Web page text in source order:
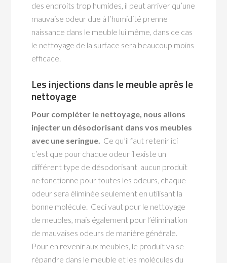
des endroits trop humides, il peut arriver qu’une
mauvaise odeur due à l’humidité prenne
naissance dans le meuble lui même, dans ce cas
le nettoyage de la surface sera beaucoup moins
efficace.
Les injections dans le meuble après le
nettoyage
Pour compléter le nettoyage, nous allons
injecter un désodorisant dans vos meubles
avec une seringue. Ce qu’il faut retenir ici
c’est que pour chaque odeur il existe un
différent type de désodorisant aucun produit
ne fonctionne pour toutes les odeurs, chaque
odeur sera éliminée seulement en utilisant la
bonne molécule. Ceci vaut pour le nettoyage
de meubles, mais également pour l’élimination
de mauvaises odeurs de manière générale.
Pour en revenir aux meubles, le produit va se
répandre dans le meuble et les molécules du